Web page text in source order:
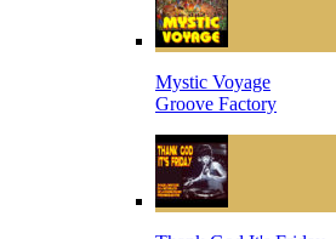
Mystic Voyage
Groove Factory